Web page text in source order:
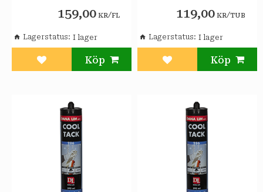
159,00 KR/FL
Lägg till i favoriter
Lagerstatus
119,00 KR/TUB
Lägg till i favoriter
Lagerstatus